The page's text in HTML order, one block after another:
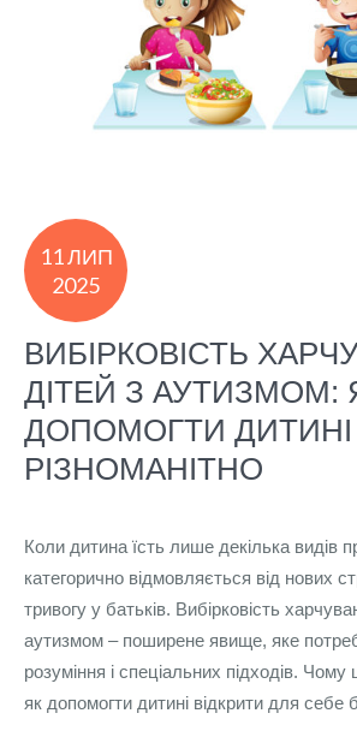
11 ЛИП
2025
ВИБІРКОВІСТЬ
ДІТЕЙ З АУТИЗМОМ:
ДОПОМОГТИ ДИТИНІ
РІЗНОМАНІТНО
Коли дитина їсть лише декілька видів
категорично відмовляється від нових
тривогу у батьків. Вибірковість
аутизмом – поширене явище, яке
розуміння і спеціальних підходів. Чому
як допомогти дитині відкрити для себе